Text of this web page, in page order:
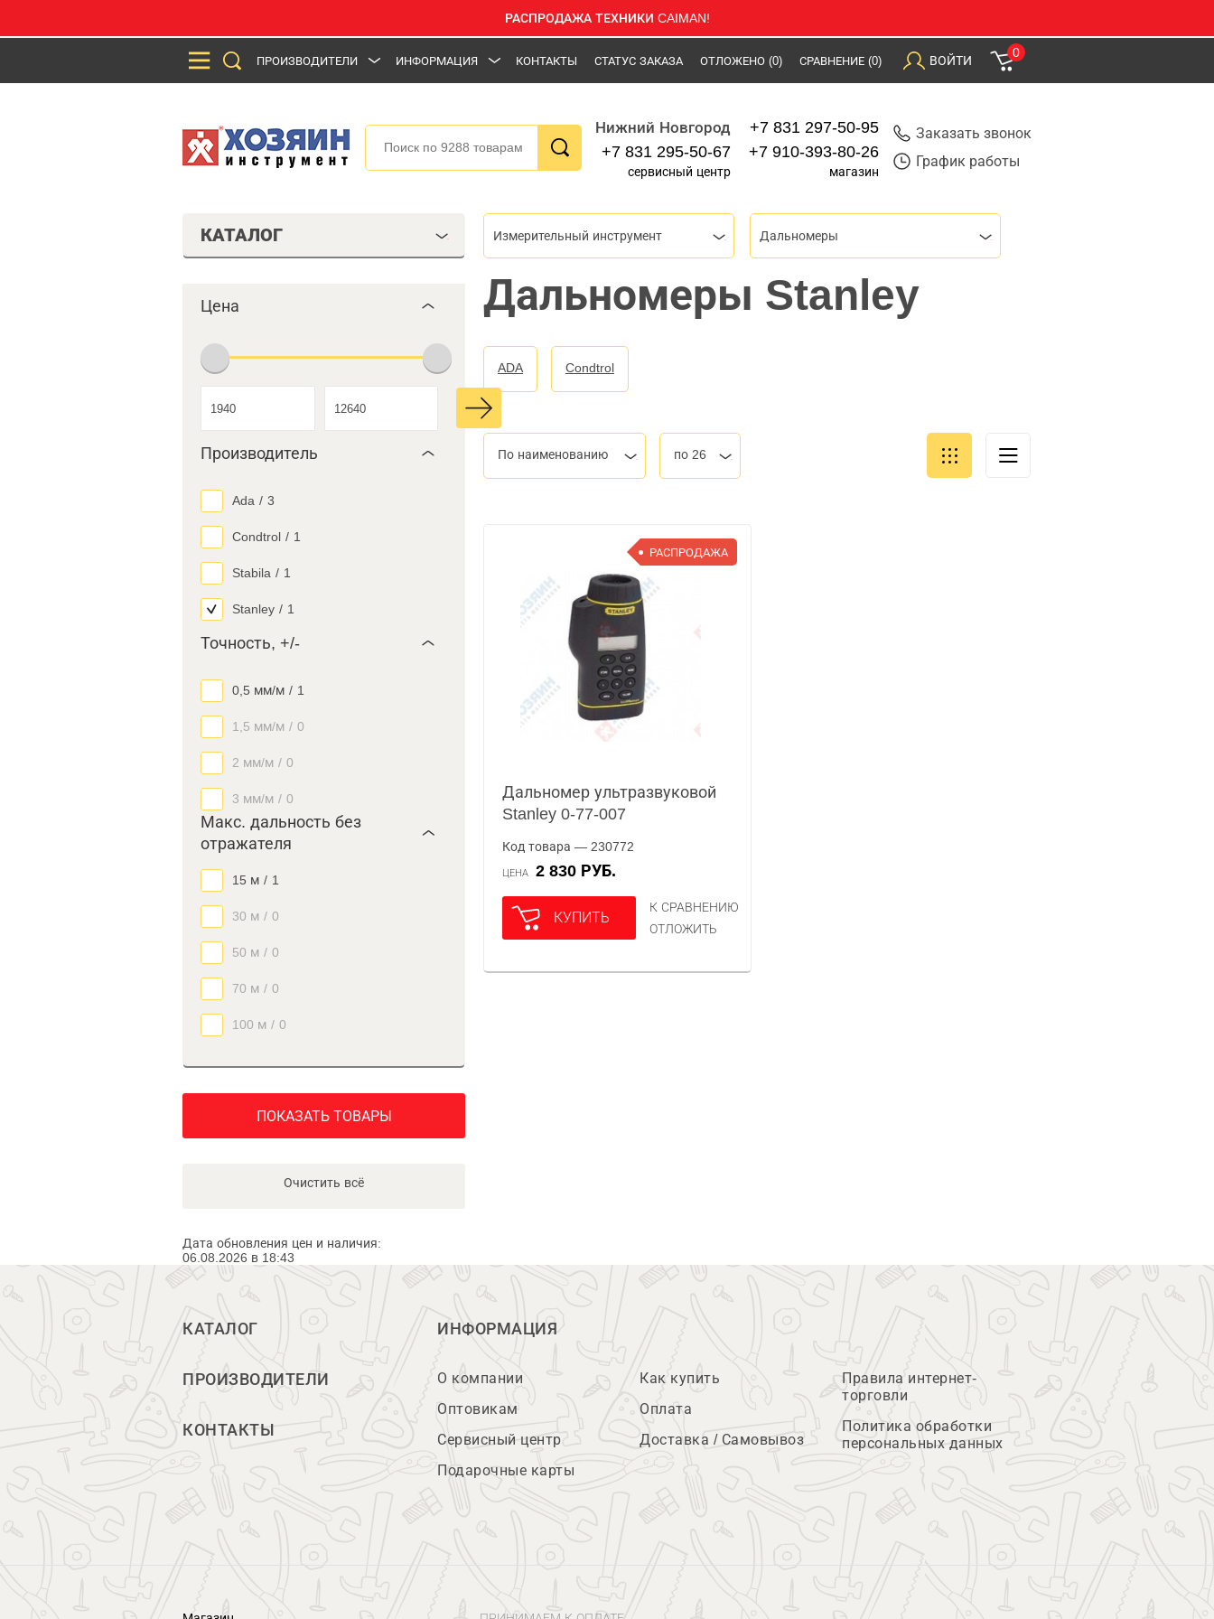
РАСПРОДАЖА ТЕХНИКИ CAIMAN!
ПРОИЗВОДИТЕЛИ ИНФОРМАЦИЯ КОНТАКТЫ СТАТУС ЗАКАЗА ОТЛОЖЕНО (0) СРАВНЕНИЕ (0) ВОЙТИ
0
Нижний Новгород
+7 831 295-50-67
сервисный центр
+7 831 297-50-95
+7 910-393-80-26
магазин
Заказать звонок
График работы
КАТАЛОГ
Цена
Производитель
Ada / 3
Condtrol / 1
Stabila / 1
Stanley / 1
Точность, +/-
0,5 мм/м / 1
1,5 мм/м / 0
2 мм/м / 0
3 мм/м / 0
Макс. дальность без
отражателя
15 м / 1
30 м / 0
50 м / 0
70 м / 0
100 м / 0
ПОКАЗАТЬ ТОВАРЫ
Очистить всё
Дата обновления цен и наличия:
06.08.2026 в 18:43
Измерительный инструмент Дальномеры
Дальномеры Stanley
ADA Condtrol
По наименованию по 26
РАСПРОДАЖА
Дальномер ультразвуковой
Stanley 0-77-007
Код товара — 230772
ЦЕНА 2 830 РУБ.
КУПИТЬ
К СРАВНЕНИЮ
ОТЛОЖИТЬ
КАТАЛОГ
ПРОИЗВОДИТЕЛИ
КОНТАКТЫ
ИНФОРМАЦИЯ
О компании
Оптовикам
Сервисный центр
Подарочные карты
Как купить
Оплата
Доставка / Самовывоз
Правила интернет-
торговли
Политика обработки
персональных данных